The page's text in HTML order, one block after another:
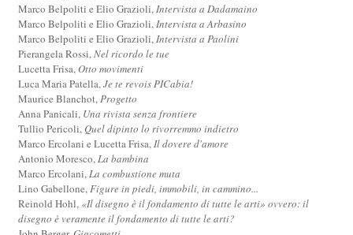
Marco Belpoliti e Elio Grazioli,Intervista a Dadamaino
Marco Belpoliti e Elio Grazioli,Intervista a Arbasino
Marco Belpoliti e Elio Grazioli,Intervista a Paolini
Pierangela Rossi,Nel ricordo le tue
Lucetta Frisa,Otto movimenti
Luca Maria Patella,Je te revois PICabia!
Maurice Blanchot,Progetto
Anna Panicali, Una rivista senza frontiere
Tullio Pericoli,Quel dipinto lo rivorremmo indietro
Marco Ercolani e Lucetta Frisa,Il dovere d'amore
Antonio Moresco,La bambina
Marco Ercolani,La combustione muta
Lino Gabellone,Figure in piedi, immobili, in cammino...
Reinold Hohl, «Il disegno è il fondamento di tutte le arti» ovvero: il
disegno è veramente il fondamento di tutte le arti?